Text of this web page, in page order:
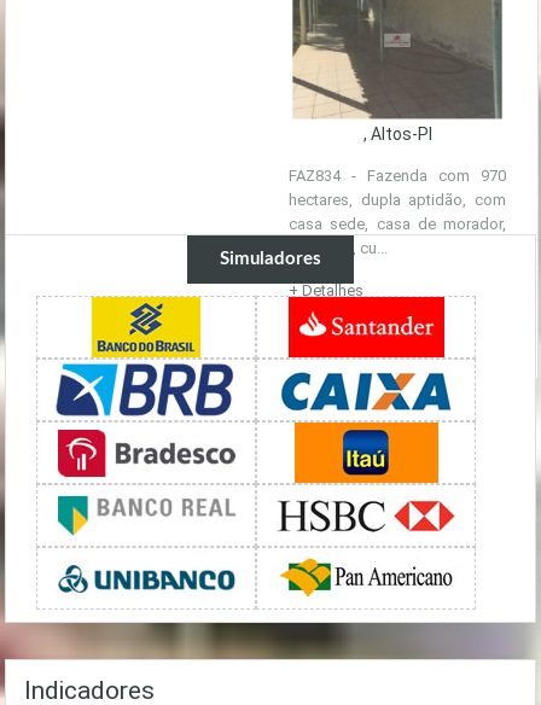
, Altos-PI
FAZ834 - Fazenda com 970
hectares, dupla aptidão, com
casa sede, casa de morador,
depósito, cu...
+ Detalhes
R$ 2.500.000,00
Simuladores
Indicadores